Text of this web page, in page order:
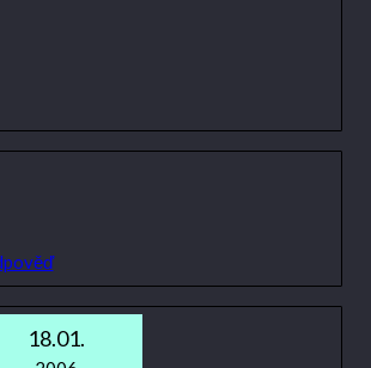
18.01.